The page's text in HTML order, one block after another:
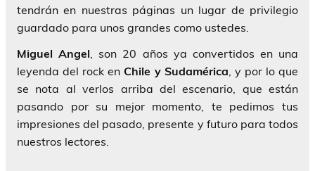
tendrán en nuestras páginas un lugar de privilegio
guardado para unos grandes como ustedes.
Miguel Angel , son 20 años ya convertidos en una
leyenda del rock enChile y Sudamérica , y por lo que
se nota al verlos arriba del escenario, que están
pasando por su mejor momento, te pedimos tus
impresiones del pasado, presente y futuro para todos
nuestros lectores.